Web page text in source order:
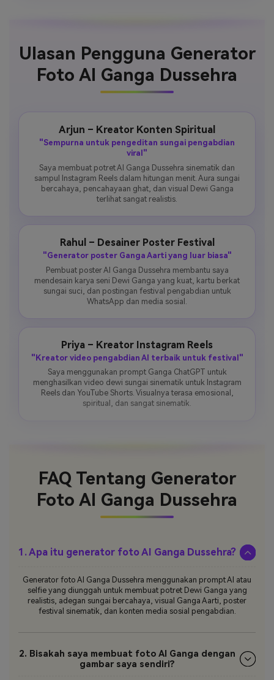
Ulasan Pengguna Generator
Foto AI Ganga Dussehra
Arjun – Kreator Konten Spiritual
"Sempurna untuk pengeditan sungai pengabdian
viral"
Saya membuat potret AI Ganga Dussehra sinematik dan
sampul Instagram Reels dalam hitungan menit. Aura sungai
bercahaya, pencahayaan ghat, dan visual Dewi Ganga
terlihat sangat realistis.
Rahul – Desainer Poster Festival
"Generator poster Ganga Aarti yang luar biasa"
Pembuat poster AI Ganga Dussehra membantu saya
mendesain karya seni Dewi Ganga yang kuat, kartu berkat
sungai suci, dan postingan festival pengabdian untuk
WhatsApp dan media sosial.
Priya – Kreator Instagram Reels
"Kreator video pengabdian AI terbaik untuk festival"
Saya menggunakan prompt Ganga ChatGPT untuk
menghasilkan video dewi sungai sinematik untuk Instagram
Reels dan YouTube Shorts. Visualnya terasa emosional,
spiritual, dan sangat sinematik.
FAQ Tentang Generator
Foto AI Ganga Dussehra
1. Apa itu generator foto AI Ganga Dussehra?
Generator foto AI Ganga Dussehra menggunakan prompt AI atau
selfie yang diunggah untuk membuat potret Dewi Ganga yang
realistis, adegan sungai bercahaya, visual Ganga Aarti, poster
festival sinematik, dan konten media sosial pengabdian.
2. Bisakah saya membuat foto AI Ganga dengan
gambar saya sendiri?